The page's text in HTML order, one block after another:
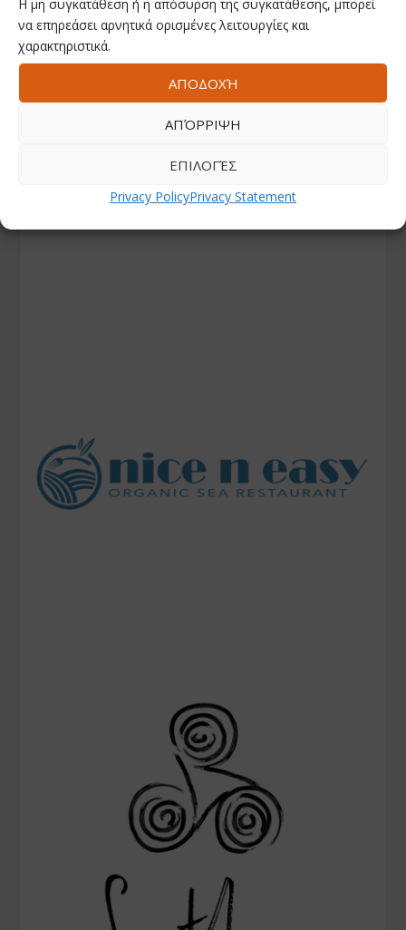
Η μη συγκατάθεση ή η απόσυρση της συγκατάθεσης, μπορεί
να επηρεάσει αρνητικά ορισμένες λειτουργίες και
χαρακτηριστικά.
ΑΠΟΔΟΧΉ
ΑΠΌΡΡΙΨΗ
ΕΠΙΛΟΓΈΣ
Privacy PolicyPrivacy Statement